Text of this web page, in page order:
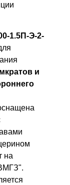
1.5П-Э-2-
и
на